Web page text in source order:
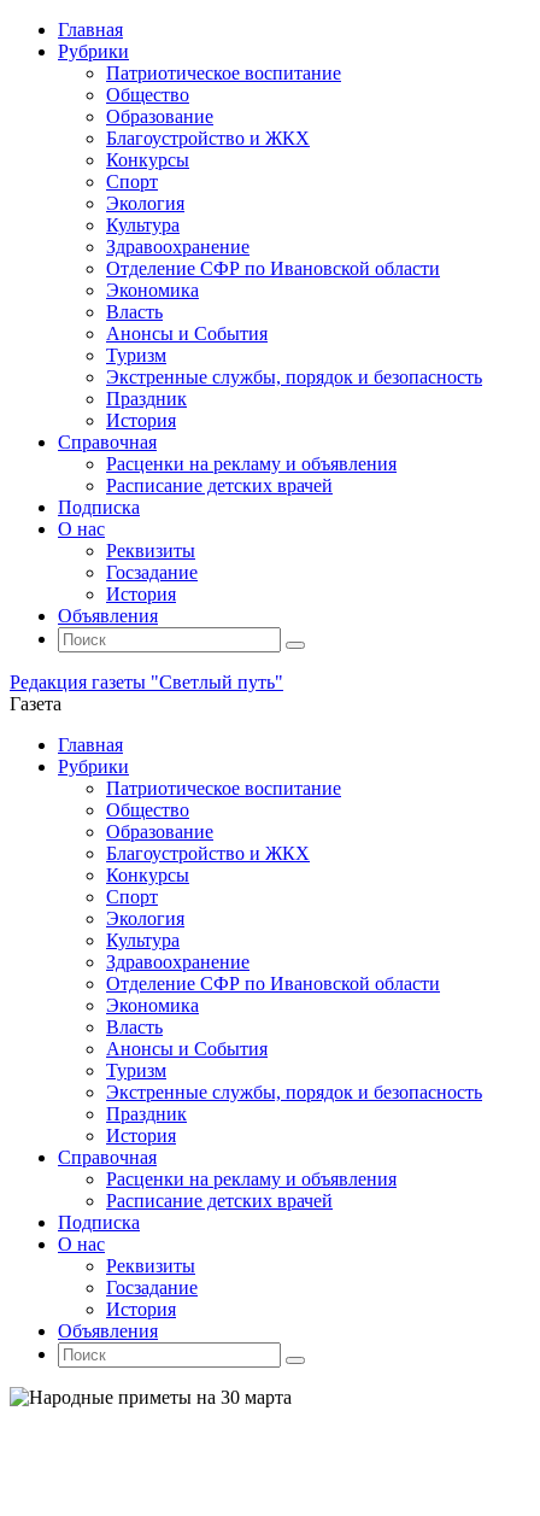
Главная
Рубрики
Патриотическое воспитание
Общество
Образование
Благоустройство и ЖКХ
Конкурсы
Спорт
Экология
Культура
Здравоохранение
Отделение СФР по Ивановской области
Экономика
Власть
Анонсы и События
Туризм
Экстренные службы, порядок и безопасность
Праздник
История
Справочная
Расценки на рекламу и объявления
Расписание детских врачей
Подписка
О нас
Реквизиты
Госзадание
История
Объявления
Поиск
Искать:
Поиск
Редакция газеты "Светлый путь"
Газета
Промотать
содержимому
Главная
Рубрики
Патриотическое воспитание
Общество
Образование
Благоустройство и ЖКХ
Конкурсы
Спорт
Экология
Культура
Здравоохранение
Отделение СФР по Ивановской области
Экономика
Власть
Анонсы и События
Туризм
Экстренные службы, порядок и безопасность
Праздник
История
Справочная
Расценки на рекламу и объявления
Расписание детских врачей
Подписка
О нас
Реквизиты
Госзадание
История
Объявления
Поиск
Искать:
Поиск